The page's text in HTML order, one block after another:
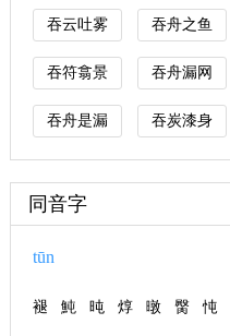
吞云吐雾 吞舟之鱼
吞符翕景 吞舟漏网
吞舟是漏 吞炭漆身
同音字
tūn
褪 魨 旽 焞 暾 臋 忳